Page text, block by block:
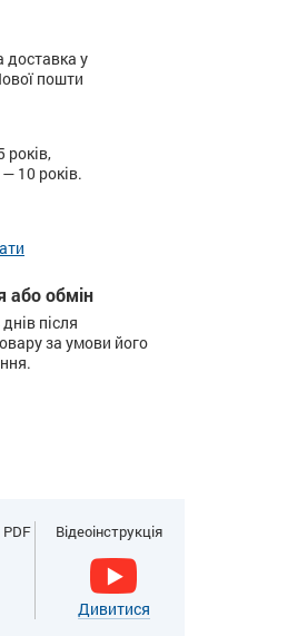
доставка у
пошти
років,
10 років.
або обмін
після
за умови його
Відеоінструкція
Дивитися